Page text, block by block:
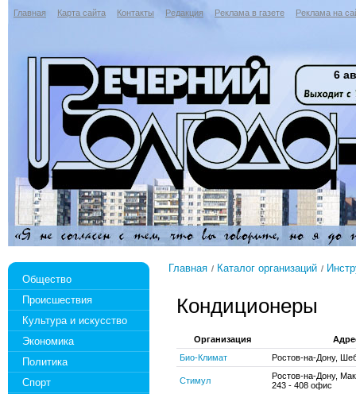
Главная Карта сайта Контакты Редакция Реклама в газете Реклама на
6
Общество
Происшествия
Культура и искусство
Экономика
Политика
Спорт
Главная Каталог организаций
Кондиционеры
Организация
Био-Климат
Ростов-на-Дону,
Стимул
Ростов-на-Дону,
243 - 408 офис